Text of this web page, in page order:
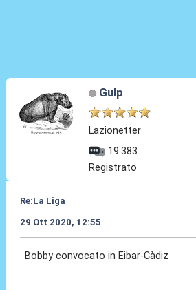
Gulp
Lazionetter
19.383
Registrato
Re:La Liga
29 Ott 2020, 12:55
Bobby convocato in Eibar-Càdiz